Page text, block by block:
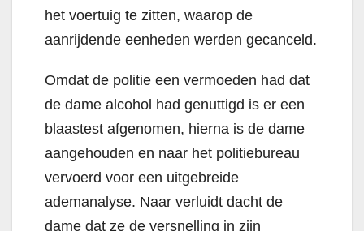
het voertuig te zitten, waarop de
aanrijdende eenheden werden gecanceld.
Omdat de politie een vermoeden had dat
de dame alcohol had genuttigd is er een
blaastest afgenomen, hierna is de dame
aangehouden en naar het politiebureau
vervoerd voor een uitgebreide
ademanalyse. Naar verluidt dacht de
dame dat ze de versnelling in zijn